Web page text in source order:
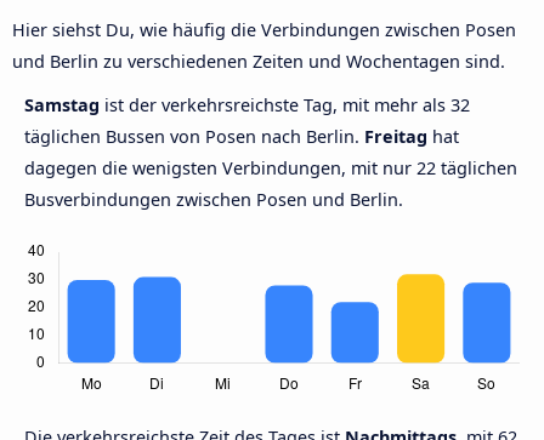
Hier siehst Du, wie häufig die Verbindungen zwischen Posen
und Berlin zu verschiedenen Zeiten und Wochentagen sind.
Samstag ist der verkehrsreichste Tag, mit mehr als 32
täglichen Bussen von Posen nach Berlin. Freitag hat
dagegen die wenigsten Verbindungen, mit nur 22 täglichen
Busverbindungen zwischen Posen und Berlin.